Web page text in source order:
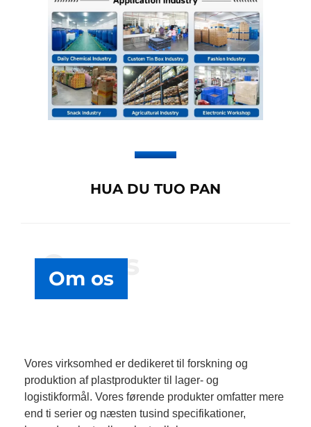
HUA DU TUO PAN
Om os
Om os
Vores virksomhed er dedikeret til forskning og
produktion af plastprodukter til lager- og
logistikformål. Vores førende produkter omfatter mere
end ti serier og næsten tusind specifikationer,